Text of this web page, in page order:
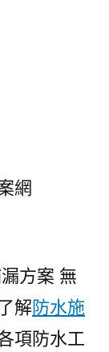
網
方案 無
解防水施
項防水工